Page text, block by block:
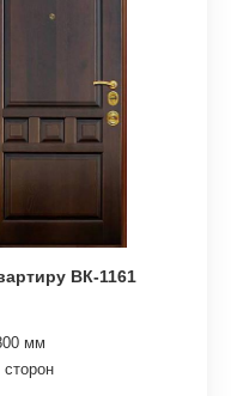
ВК-1161
мм